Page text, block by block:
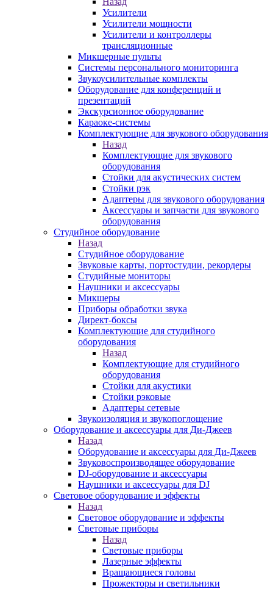
Усилители
Усилители мощности
Усилители и контроллеры
трансляционные
Микшерные пульты
Системы персонального мониторинга
Звукоусилительные комплекты
Оборудование для конференций и
презентаций
Экскурсионное оборудование
Караоке-системы
Комплектующие для звукового оборудования
Назад
Комплектующие для звукового
оборудования
Стойки для акустических систем
Стойки рэк
Адаптеры для звукового оборудования
Аксессуары и запчасти для звукового
оборудования
Студийное оборудование
Назад
Студийное оборудование
Звуковые карты, портостудии, рекордеры
Студийные мониторы
Наушники и аксессуары
Микшеры
Приборы обработки звука
Директ-боксы
Комплектующие для студийного
оборудования
Назад
Комплектующие для студийного
оборудования
Стойки для акустики
Стойки рэковые
Адаптеры сетевые
Звукоизоляция и звукопоглощение
Оборудование и аксессуары для Ди-Джеев
Назад
Оборудование и аксессуары для Ди-Джеев
Звуковоспроизводящее оборудование
DJ-оборудование и аксессуары
Наушники и аксессуары для DJ
Световое оборудование и эффекты
Назад
Световое оборудование и эффекты
Световые приборы
Назад
Световые приборы
Лазерные эффекты
Вращающиеся головы
Прожекторы и светильники